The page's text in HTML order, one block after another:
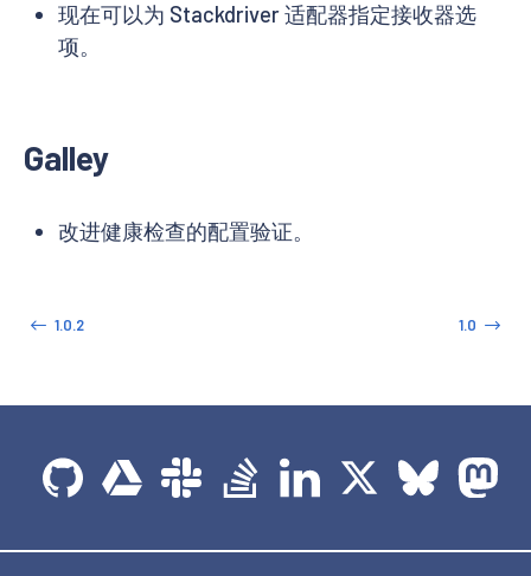
现在可以为 Stackdriver 适配器指定接收器选
项。
Galley
改进健康检查的配置验证。
1.0.2 1.0